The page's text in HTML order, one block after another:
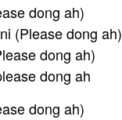
dong ah)
(Please dong ah)
dong ah)
dong ah
dong ah)